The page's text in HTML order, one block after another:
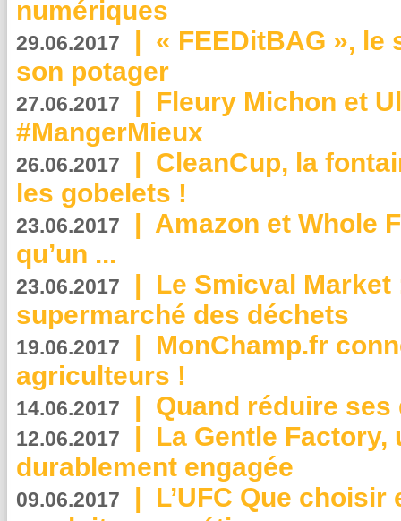
numériques
29.06.2017 | « FEEDitBAG », le
son potager
27.06.2017 | Fleury Michon et
#MangerMieux
26.06.2017 | CleanCup, la
les gobelets !
23.06.2017 | Amazon et Whole
qu’un ...
23.06.2017 | Le Smicval
supermarché des déchets
19.06.2017 | MonChamp.fr
agriculteurs !
14.06.2017 | Quand réduire
12.06.2017 | La Gentle
durablement engagée
09.06.2017 | L’UFC Que